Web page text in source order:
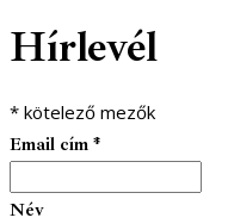
Hírlevél
* kötelező mezők
Email cím *
Név